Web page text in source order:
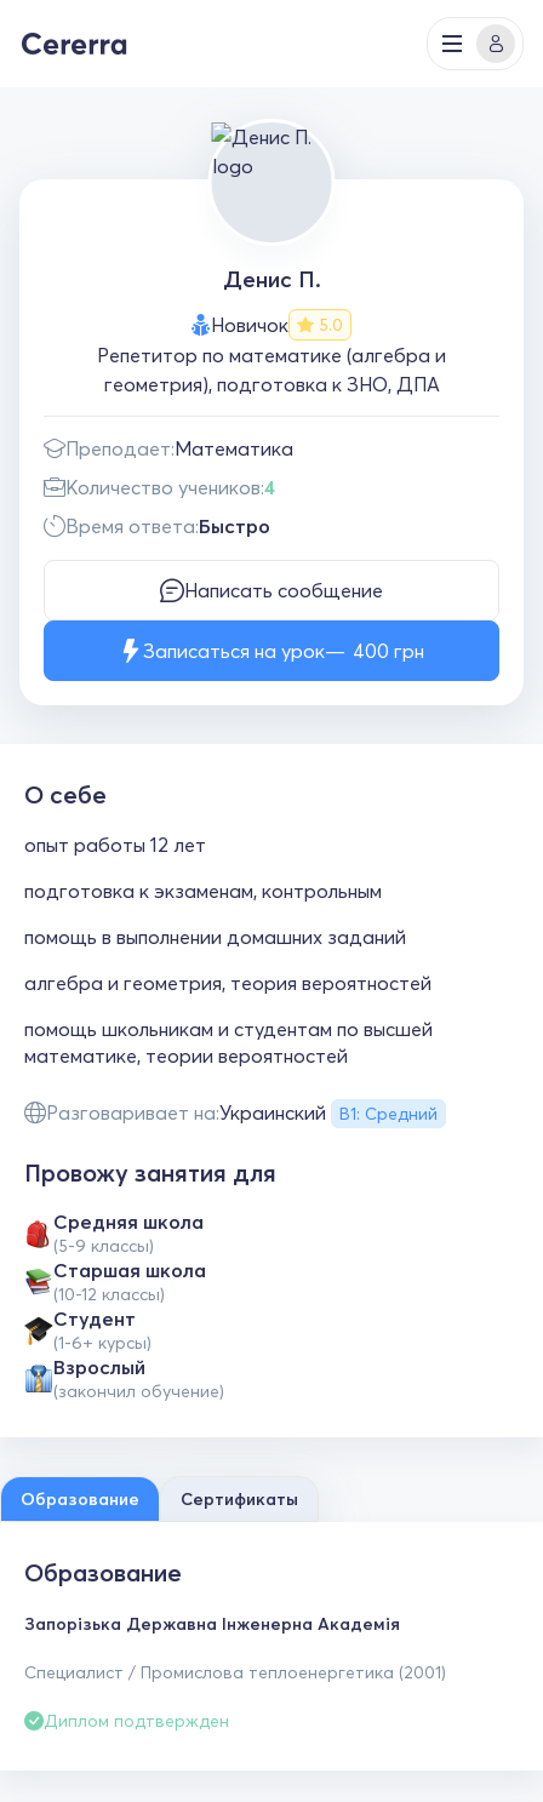
Денис П.
Новичок 5.0
Репетитор по математике (алгебра и
геометрия), подготовка к ЗНО, ДПА
Преподает:Математика
Количество учеников:4
Время ответа:Быстро
Написать сообщение
Записаться на урок 400 грн
О себе
опыт работы 12 лет
подготовка к экзаменам, контрольным
помощь в выполнении домашних заданий
алгебра и геометрия, теория вероятностей
помощь школьникам и студентам по высшей
математике, теории вероятностей
Разговаривает на:Украинский В1: Средний
Провожу занятия для
Средняя школа
(5-9 классы)
Cтаршая школа
(10-12 классы)
Студент
(1-6+ курсы)
Взрослый
(закончил обучение)
Образование Сертификаты
Образование
Запорізька Державна Інженерна Академія
Специалист / Промислова теплоенергетика (2001)
Диплом подтвержден